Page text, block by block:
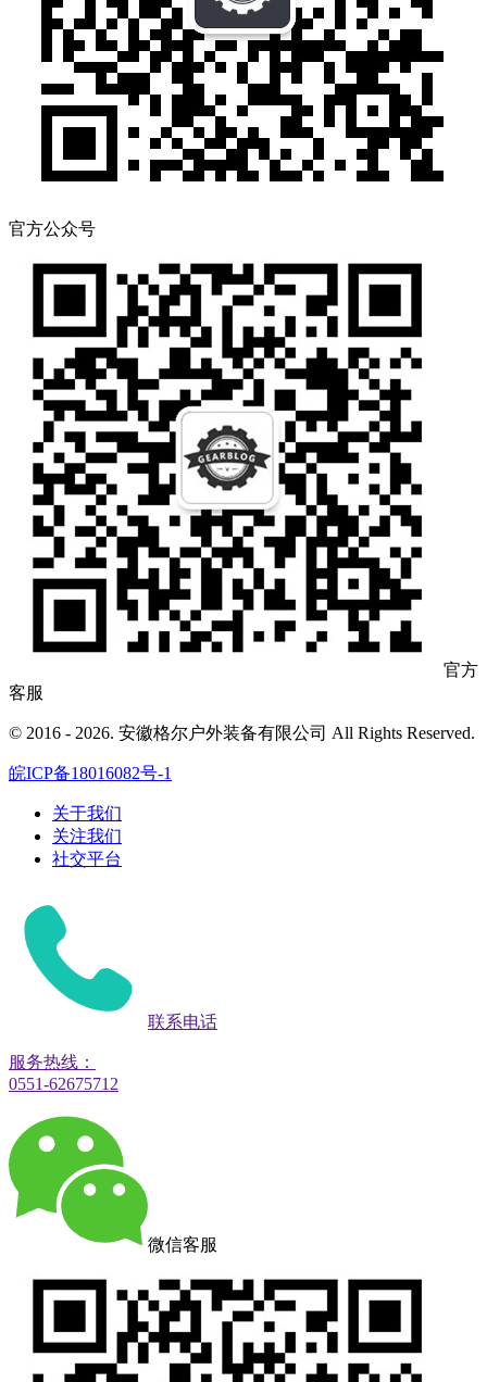
官方公众号
官方
客服
© 2016 - 2026. 安徽格尔户外装备有限公司 All Rights Reserved.
皖ICP备18016082号-1
关于我们
关注我们
社交平台
联系电话
服务热线：
0551-62675712
微信客服